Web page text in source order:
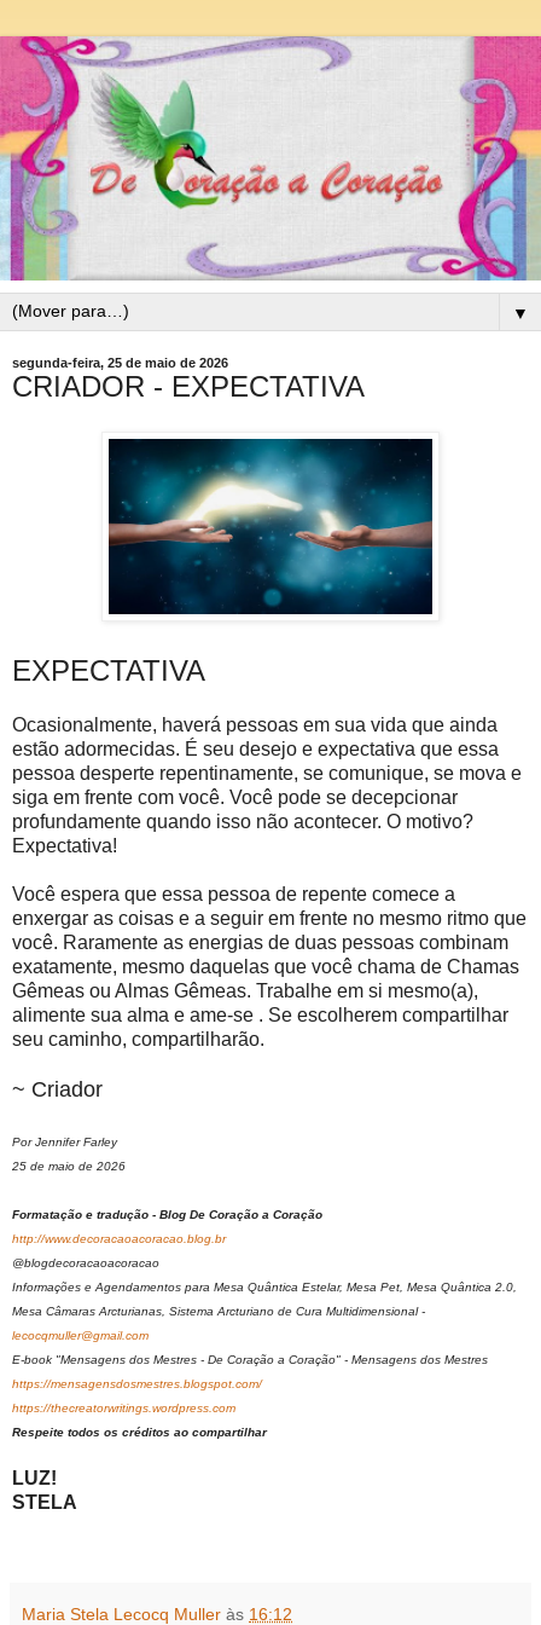
▼
segunda-feira, 25 de maio de 2026
CRIADOR - EXPECTATIVA
EXPECTATIVA
Ocasionalmente, haverá pessoas em sua vida que ainda
estão adormecidas. É seu desejo e expectativa que essa
pessoa desperte repentinamente, se comunique, se mova e
siga em frente com você. Você pode se decepcionar
profundamente quando isso não acontecer. O motivo?
Expectativa!
Você espera que essa pessoa de repente comece a
enxergar as coisas e a seguir em frente no mesmo ritmo que
você. Raramente as energias de duas pessoas combinam
exatamente, mesmo daquelas que você chama de Chamas
Gêmeas ou Almas Gêmeas. Trabalhe em si mesmo(a),
alimente sua alma e ame-se . Se escolherem compartilhar
seu caminho, compartilharão.
~ Criador
Por Jennifer Farley
25 de maio de 2026
Formatação e tradução - Blog De Coração a Coração
http://www.decoracaoacoracao.blog.br
@blogdecoracaoacoracao
Informações e Agendamentos para Mesa Quântica Estelar, Mesa Pet, Mesa Quântica 2.0,
Mesa Câmaras Arcturianas, Sistema Arcturiano de Cura Multidimensional -
lecocqmuller@gmail.com
E-book "Mensagens dos Mestres - De Coração a Coração" - Mensagens dos Mestres
https://mensagensdosmestres.blogspot.com/
https://thecreatorwritings.wordpress.com
Respeite todos os créditos ao compartilhar
LUZ!
STELA
Maria Stela Lecocq Muller às 16:12